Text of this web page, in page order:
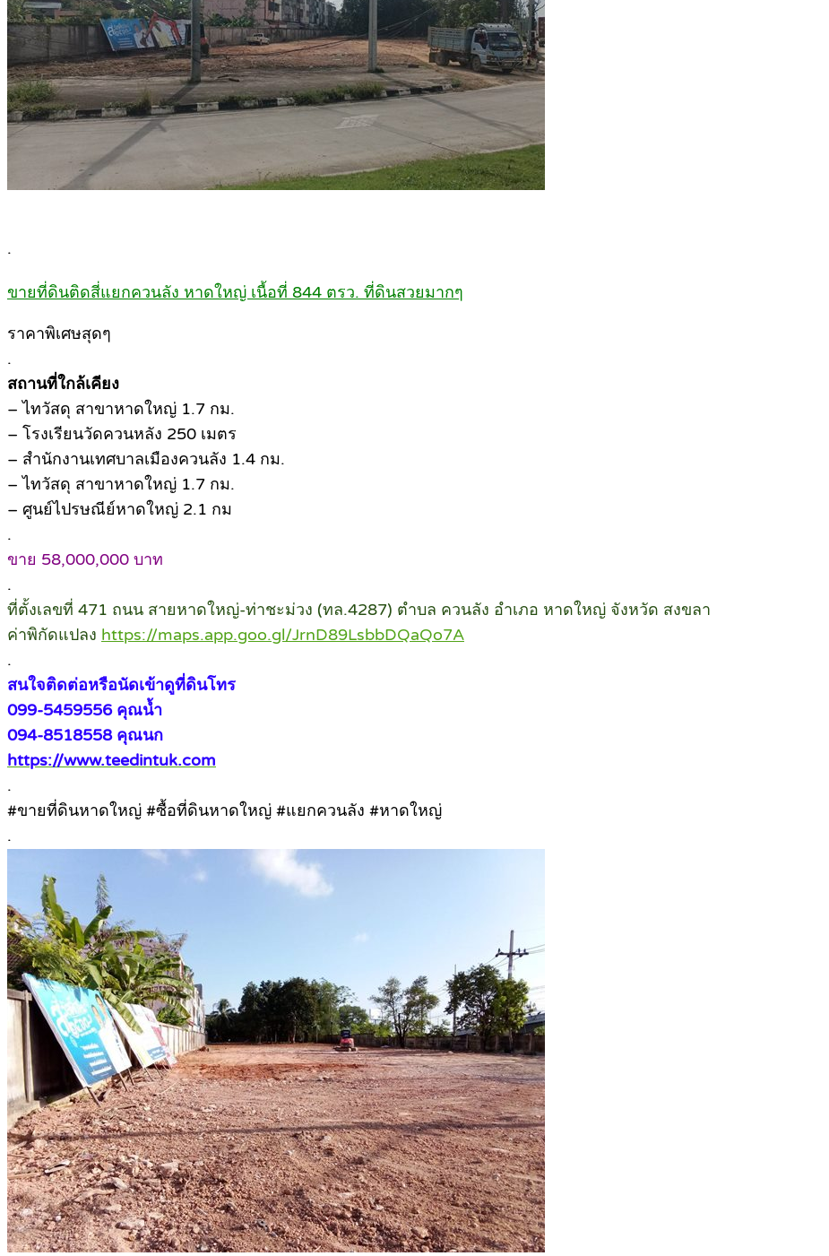
.
ขายที่ดินติดสี่แยกควนลัง หาดใหญ่ เนื้อที่ 844 ตรว. ที่ดินสวยมากๆ
ราคาพิเศษสุดๆ
.
สถานที่ใกล้เคียง
– ไทวัสดุ สาขาหาดใหญ่ 1.7 กม.
– โรงเรียนวัดควนหลัง 250 เมตร
– สำนักงานเทศบาลเมืองควนลัง 1.4 กม.
– ไทวัสดุ สาขาหาดใหญ่ 1.7 กม.
– ศูนย์ไปรษณีย์หาดใหญ่ 2.1 กม
.
ขาย 58,000,000 บาท
.
ที่ตั้งเลขที่ 471 ถนน สายหาดใหญ่-ท่าชะม่วง (ทล.4287) ตำบล ควนลัง อำเภอ หาดใหญ่ จังหวัด สงขลา
ค่าพิกัดแปลง https://maps.app.goo.gl/JrnD89LsbbDQaQo7A
.
สนใจติดต่อหรือนัดเข้าดูที่ดินโทร
099-5459556 คุณน้ำ
094-8518558 คุณนก
https://www.teedintuk.com
.
#ขายที่ดินหาดใหญ่ #ซื้อที่ดินหาดใหญ่ #แยกควนลัง #หาดใหญ่
.